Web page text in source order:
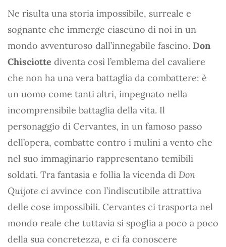
Ne risulta una storia impossibile, surreale e
sognante che immerge ciascuno di noi in un
mondo avventuroso dall’innegabile fascino. Don
Chisciotte diventa così l’emblema del cavaliere
che non ha una vera battaglia da combattere: è
un uomo come tanti altri, impegnato nella
incomprensibile battaglia della vita. Il
personaggio di Cervantes, in un famoso passo
dell’opera, combatte contro i mulini a vento che
nel suo immaginario rappresentano temibili
soldati. Tra fantasia e follia la vicenda di Don
Quijote ci avvince con l’indiscutibile attrattiva
delle cose impossibili. Cervantes ci trasporta nel
mondo reale che tuttavia si spoglia a poco a poco
della sua concretezza, e ci fa conoscere